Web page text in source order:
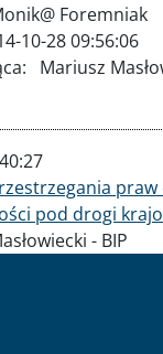
Foremniak
10-28 09:56:06
Mariusz
pod drogi
- BIP